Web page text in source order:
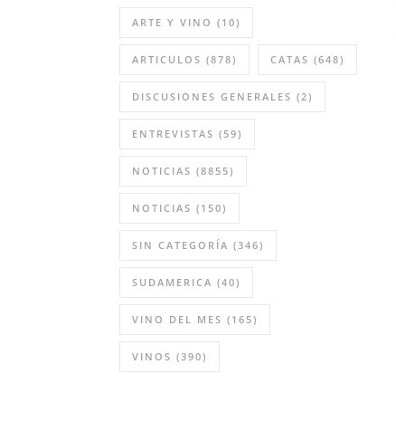
ARTE Y VINO (10)
ARTICULOS (878) CATAS (648)
DISCUSIONES GENERALES (2)
ENTREVISTAS (59)
NOTICIAS (8855)
NOTICIAS (150)
SIN CATEGORÍA (346)
SUDAMERICA (40)
VINO DEL MES (165)
VINOS (390)